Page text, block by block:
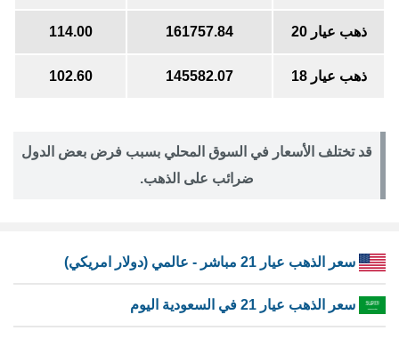
ذهب عيار 20 161757.84
114.00
ذهب عيار 18 145582.07
102.60
قد تختلف الأسعار في السوق المحلي بسبب فرض بعض الدول
ضرائب على الذهب.
سعر الذهب عيار 21 مباشر - عالمي (دولار امريكي)
سعر الذهب عيار 21 في السعودية اليوم